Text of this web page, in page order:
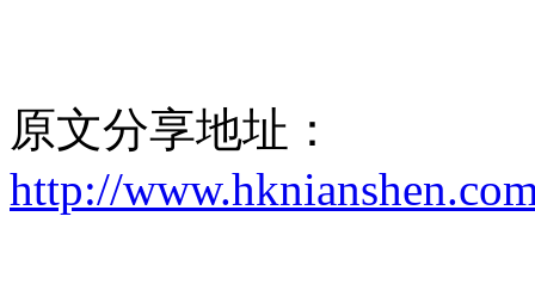
原文分享地址：
http://